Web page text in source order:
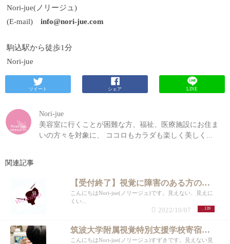
Nori-jue(ノリージュ)
(E-mail) info@nori-jue.com
駒込駅から徒歩1分
Nori-jue
ツイート シェア LINE
Nori-jue
美容室に行くことが困難な方、福祉、医療施設にお住ま
いの方々を対象に、 ココロもカラダも楽しく美しく...
関連記事
【受付終了】視覚に障害のある方のためのオンラインレッスン
こんにちはNori-jue(ノリージュ)です。見えない、見えに
くい...
139
2022/10/07
筑波大学附属視覚特別支援学校寄宿舎【メンズヘアアレンジ】
こんにちはNori-jue(ノリージュ)すずきです。見えない見